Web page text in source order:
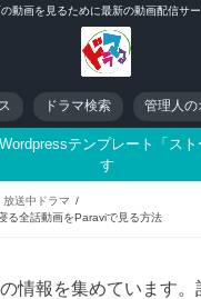
動画を見るために最新の動画配信サ
ドラマ検索 管理人の
テンプレート「ス
す
放送中ドラマ
る全話動画をParaviで見る方法
情報を集めています